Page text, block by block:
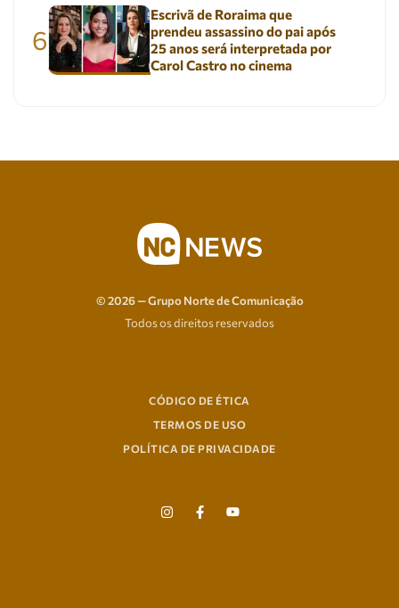
6
Escrivã de Roraima que
prendeu assassino do pai após
25 anos será interpretada por
Carol Castro no cinema
© 2026 — Grupo Norte de Comunicação
Todos os direitos reservados
CÓDIGO DE ÉTICA
TERMOS DE USO
POLÍTICA DE PRIVACIDADE